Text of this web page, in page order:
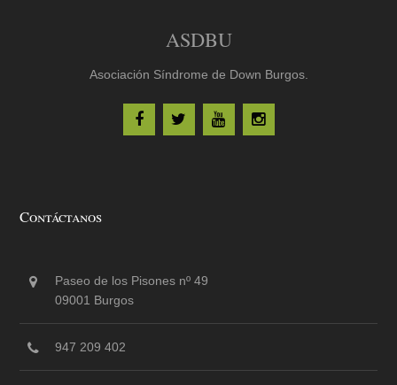
ASDBU
Asociación Síndrome de Down Burgos.
Contáctanos
Paseo de los Pisones nº 49
09001 Burgos
947 209 402